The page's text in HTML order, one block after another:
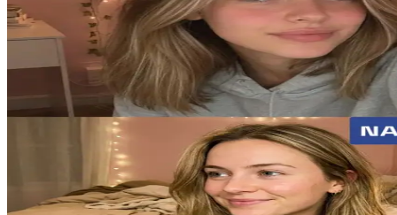
5. 强指令遵循
大多数图像模型把你的提示词当成大致参考。GPT Image 2 的
某个元素在左下角，它就落在那里；描述精确的配色方案，
商业工作流中最可靠的选择——品牌色准确度、布局规格和设
障。